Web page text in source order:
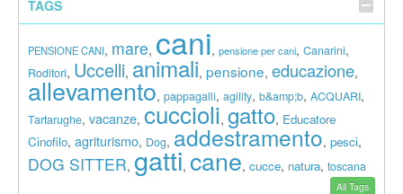
TAGS
PENSIONE CANI, mare, cani, pensione per cani, Canarini,
Roditori, Uccelli, animali, pensione, educazione,
allevamento, pappagalli, agility, b&amp;b, ACQUARI,
Tartarughe, vacanze, cuccioli, gatto, Educatore
Cinofilo, agriturismo, Dog, addestramento, pesci,
DOG SITTER, gatti, cane, cucce, natura, toscana
All Tags